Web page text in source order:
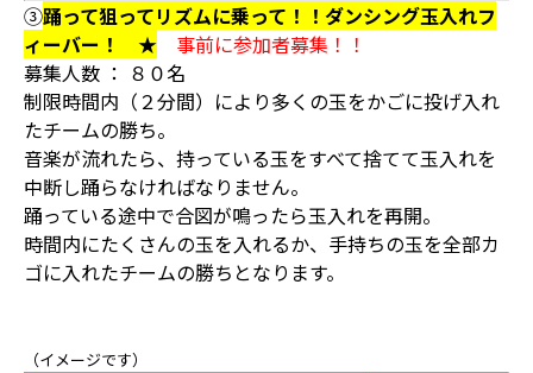
③踊って狙ってリズムに乗って！！ダンシング玉入れフ
ィーバー！ ★
事前に参加者募集！！
募集人数 ： ８０名
制限時間内（２分間）により多くの玉をかごに投げ入れ
たチームの勝ち。
音楽が流れたら、持っている玉をすべて捨てて玉入れを
中断し踊らなければなりません。
踊っている途中で合図が鳴ったら玉入れを再開。
時間内にたくさんの玉を入れるか、手持ちの玉を全部カ
ゴに入れたチームの勝ちとなります。
（イメージです）